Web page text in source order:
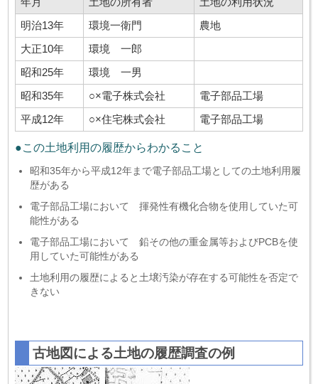
明治13年
環境一衛門
農地
大正10年
環境 一郎
昭和25年
環境 一男
昭和35年
○×電子株式会社
電子部品工場
平成12年
○×住宅株式会社 電子部品工場
●この土地利用の履歴からわかること
昭和35年から平成12年まで電子部品工場としての土地利用履
歴がある
電子部品工場において 揮発性有機化合物を使用していた可
能性がある
電子部品工場において 鉛その他の重金属等およびPCBを使
用していた可能性がある
土地利用の履歴によると土壌汚染が存在する可能性を否定で
きない
古地図による土地の履歴調査の例